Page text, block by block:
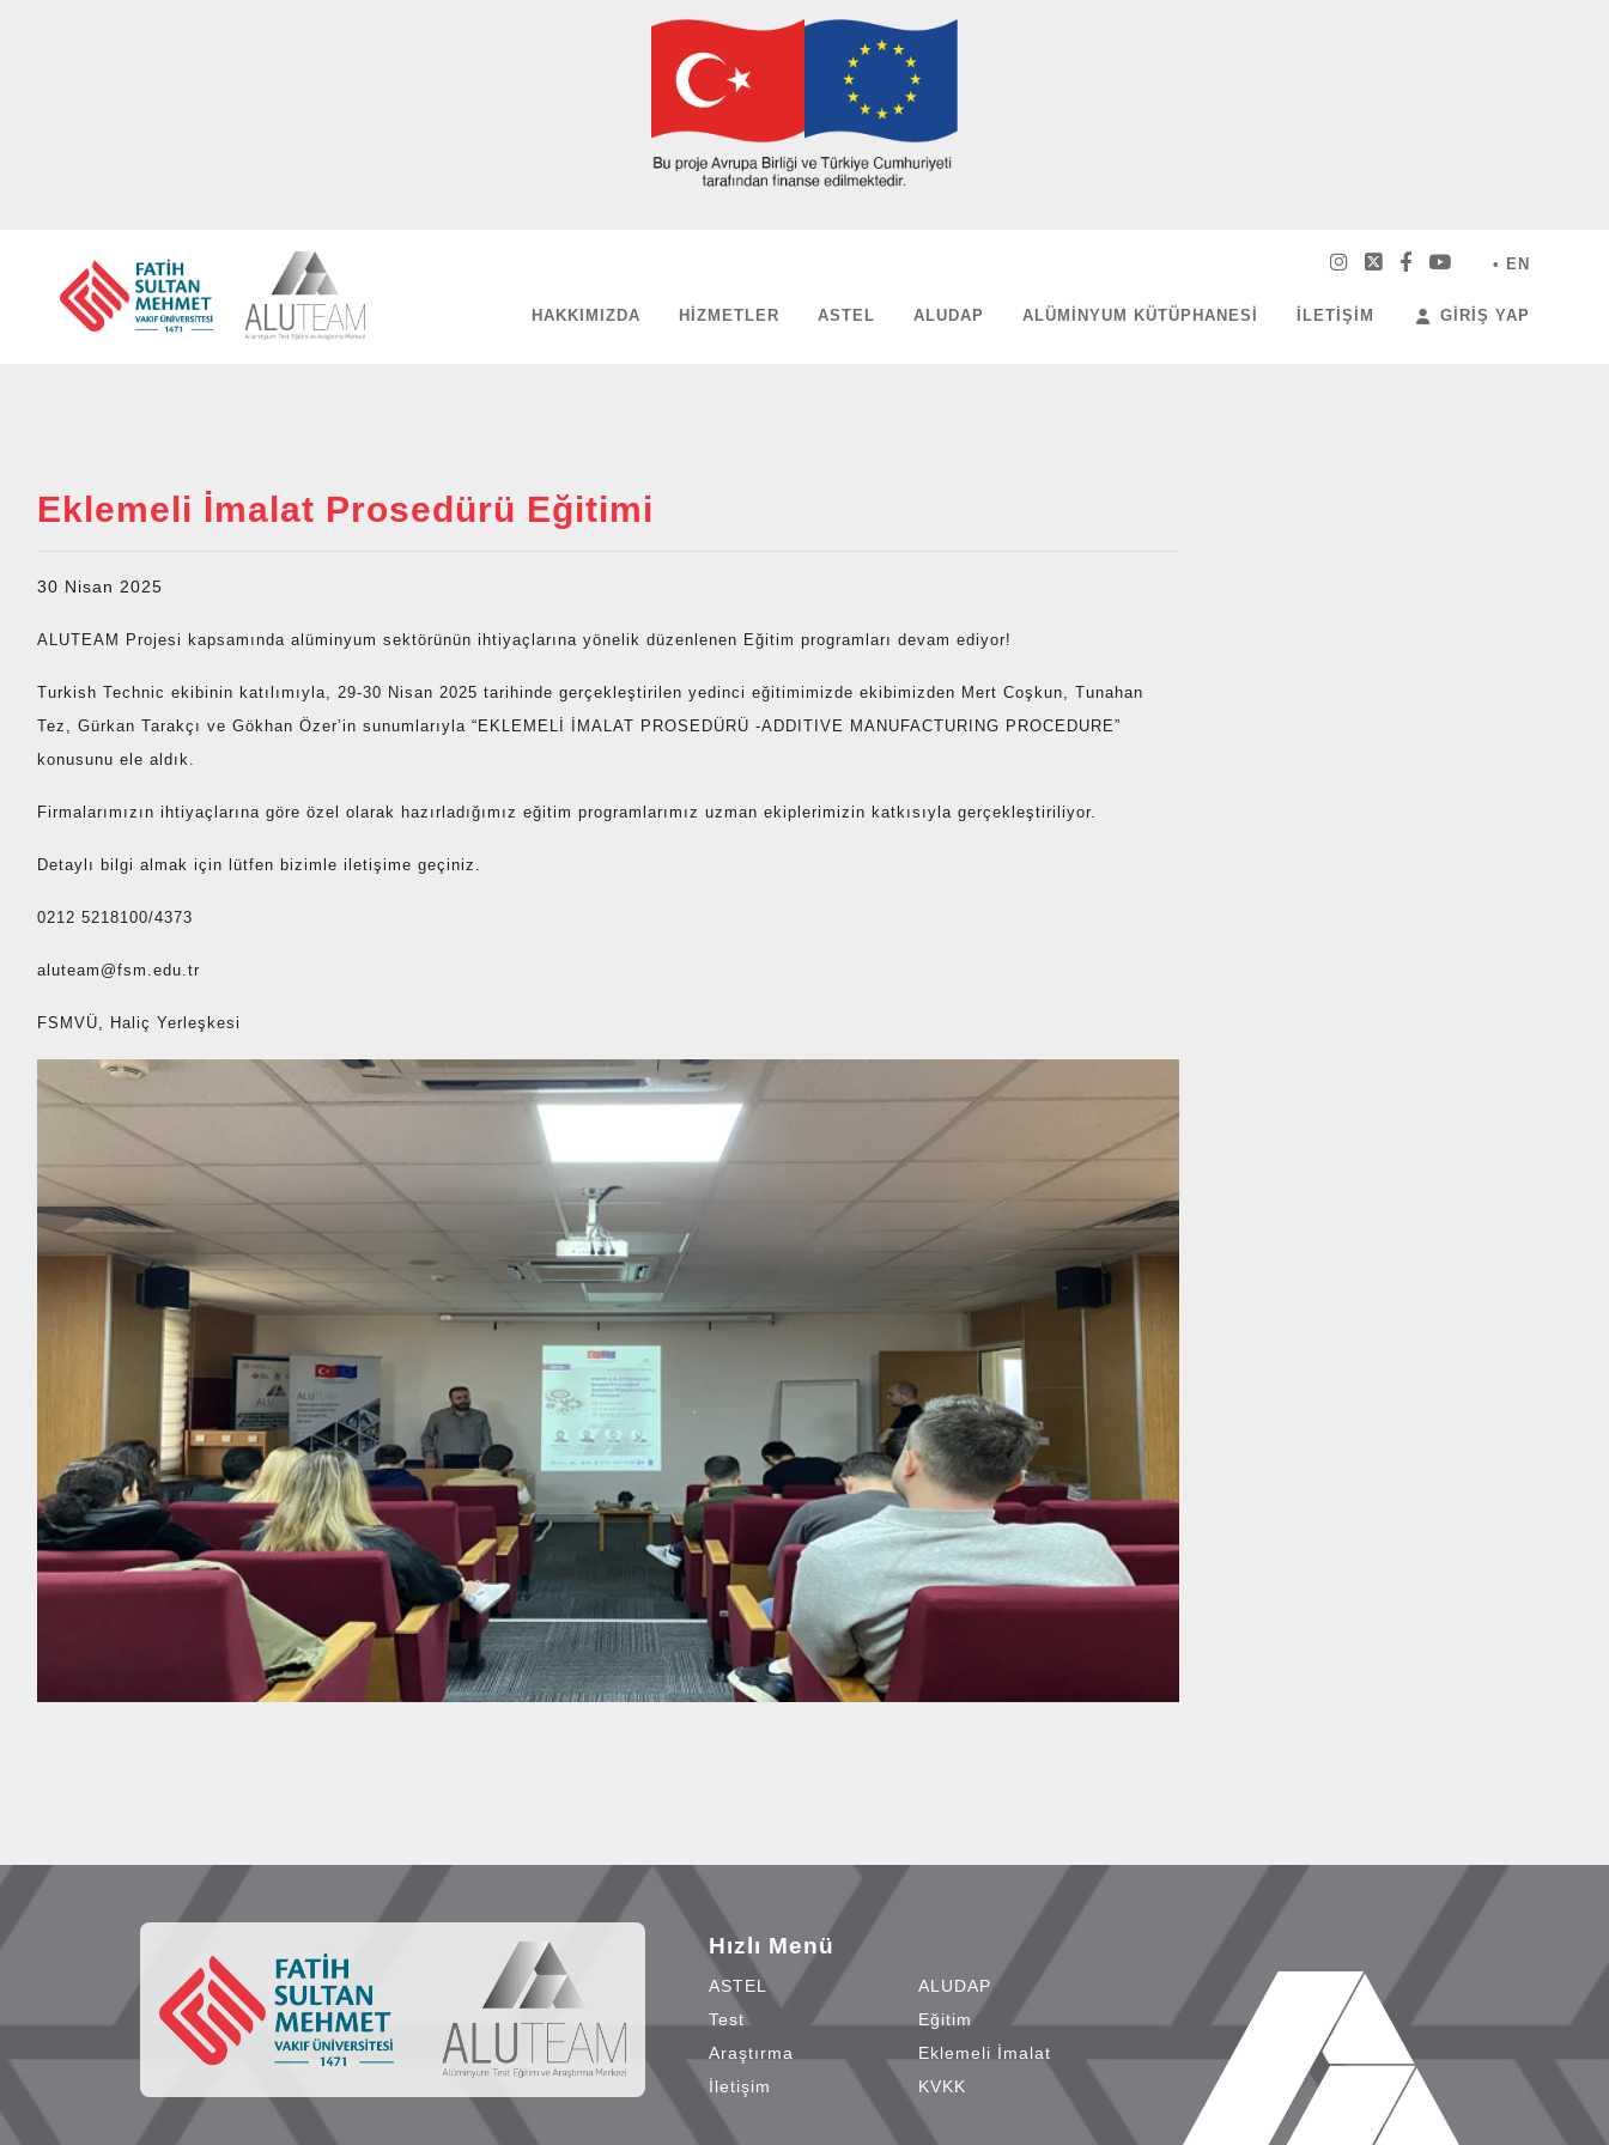
HAKKIMIZDA HIZMETLER ASTEL ALUDAP ALÜMINYUM KÜTÜPHANESI İLETIŞIM GIRIŞ YAP
• EN
Eklemeli İmalat Prosedürü Eğitimi
30 Nisan 2025
ALUTEAM Projesi kapsamında alüminyum sektörünün ihtiyaçlarına yönelik düzenlenen Eğitim programları devam ediyor!
Turkish Technic ekibinin katılımıyla, 29-30 Nisan 2025 tarihinde gerçekleştirilen yedinci eğitimimizde ekibimizden Mert Coşkun, Tunahan
Tez, Gürkan Tarakçı ve Gökhan Özer’in sunumlarıyla “EKLEMELİ İMALAT PROSEDÜRÜ -ADDITIVE MANUFACTURING PROCEDURE”
konusunu ele aldık.
Firmalarımızın ihtiyaçlarına göre özel olarak hazırladığımız eğitim programlarımız uzman ekiplerimizin katkısıyla gerçekleştiriliyor.
Detaylı bilgi almak için lütfen bizimle iletişime geçiniz.
0212 5218100/4373
aluteam@fsm.edu.tr
FSMVÜ, Haliç Yerleşkesi
Hızlı Menü
ASTEL
ALUDAP
Test
Eğitim
Araştırma
Eklemeli İmalat
İletişim
KVKK